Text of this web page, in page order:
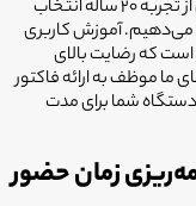
فرآیند کار انتخاب می‌کنند. ما در فیکسا با بهره‌گیری از تجربه ۲۰ ساله انتخاب
می‌دهیم. آموزش کاربری
که رضایت بالای
ما موظف به ارائه فاکتور
شما برای مدت
زمان حضور